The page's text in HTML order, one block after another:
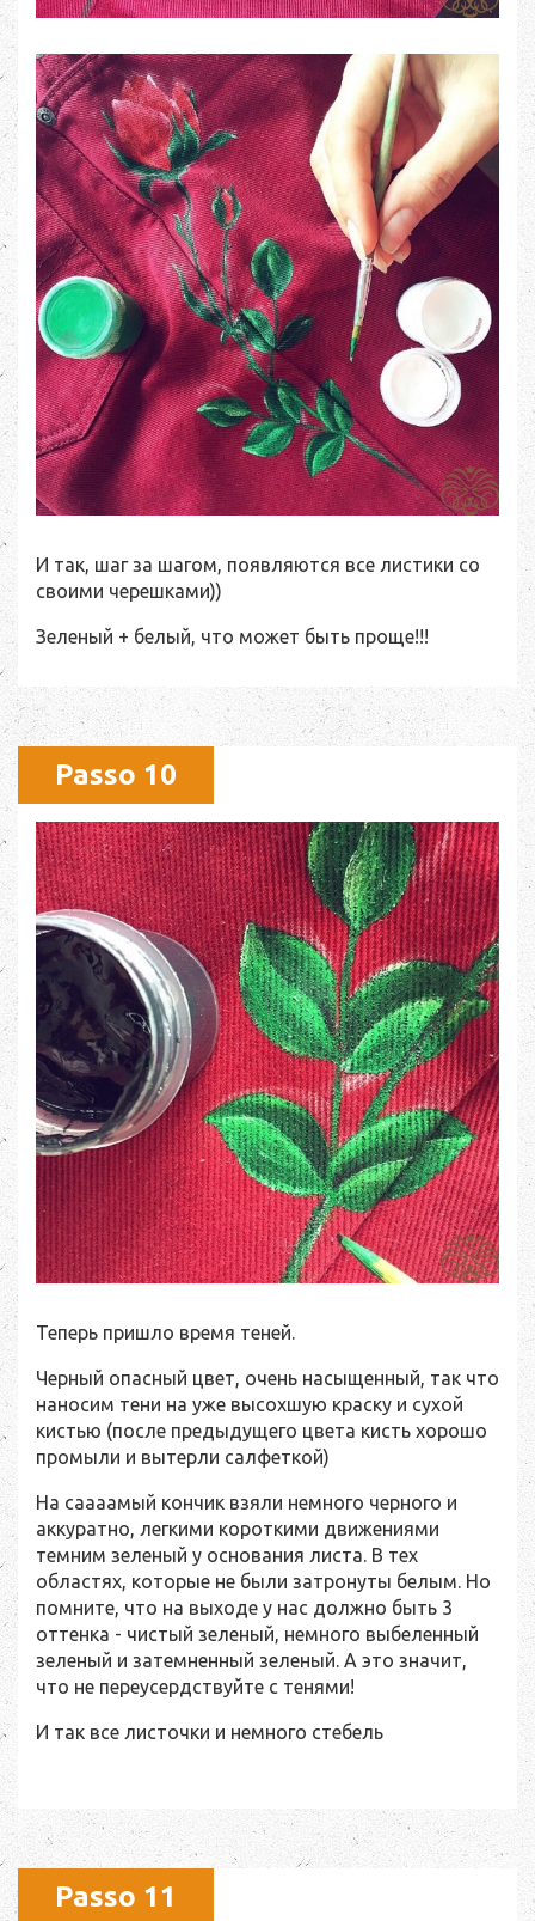
И так, шаг за шагом, появляются все листики со
своими черешками))
Зеленый + белый, что может быть проще!!!
Passo 10
Теперь пришло время теней.
Черный опасный цвет, очень насыщенный, так что
наносим тени на уже высохшую краску и сухой
кистью (после предыдущего цвета кисть хорошо
промыли и вытерли салфеткой)
На саааамый кончик взяли немного черного и
аккуратно, легкими короткими движениями
темним зеленый у основания листа. В тех
областях, которые не были затронуты белым. Но
помните, что на выходе у нас должно быть 3
оттенка - чистый зеленый, немного выбеленный
зеленый и затемненный зеленый. А это значит,
что не переусердствуйте с тенями!
И так все листочки и немного стебель
Passo 11